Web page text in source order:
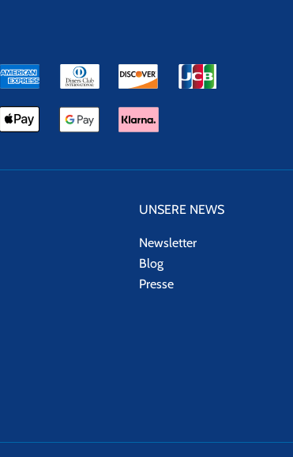
UNSERE NEWS
Newsletter
Blog
Presse